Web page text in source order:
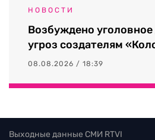
НОВОСТИ
Возбуждено
угроз создателям
08.08.2026 / 18:39
Выходные данные СМИ RTVI